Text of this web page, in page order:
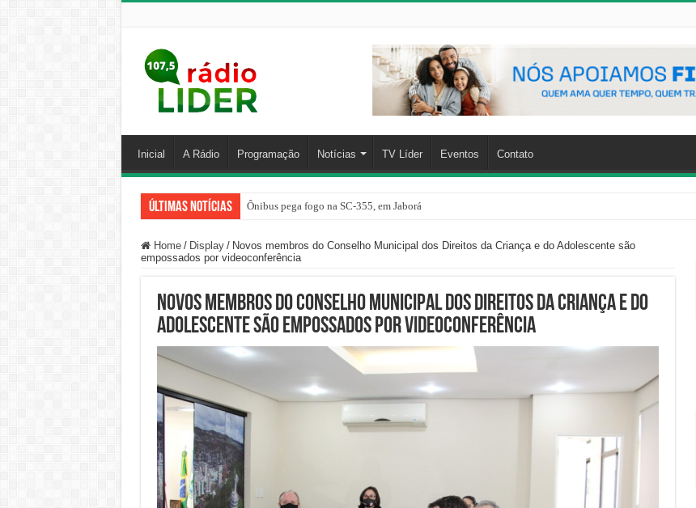
Inicial A Rádio Programação Notícias TV Líder Eventos Contato
Últimas Notícias Ônibus pega fogo na SC-355, em Jaborá
Home / Display / Novos membros do Conselho Municipal dos Direitos da Criança e do Adolescente são
empossados por videoconferência
Novos membros do Conselho Municipal dos Direitos da Criança e do
Adolescente são empossados por videoconferência